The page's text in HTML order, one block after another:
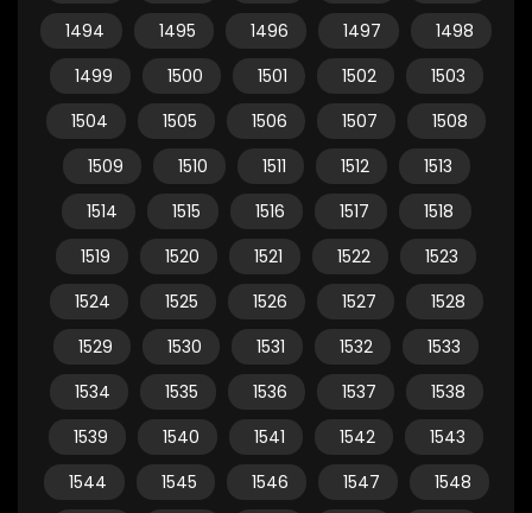
1494
1495 1496 1497
1498
1499
1500 1501 1502
1503
1504
1505 1506 1507
1508
1509
1510 1511 1512
1513
1514
1515 1516 1517
1518
1519
1520 1521 1522
1523
1524
1525 1526 1527
1528
1529
1530 1531 1532
1533
1534
1535 1536 1537
1538
1539
1540 1541 1542
1543
1544
1545 1546 1547
1548